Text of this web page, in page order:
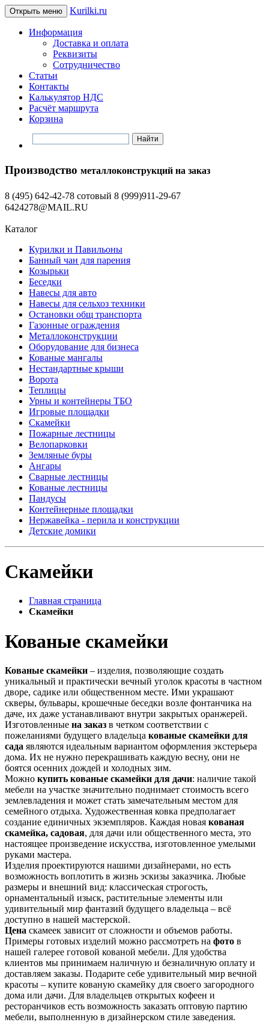
Открыть меню Kurilki.ru
Информация
Доставка и оплата
Реквизиты
Сотрудничество
Статьи
Контакты
Калькулятор НДС
Расчёт маршрута
Корзина
Производство металлоконструкций на заказ
8 (495) 642-42-78 сотовый 8 (999)911-29-67
6424278@MAIL.RU
Каталог
Курилки и Павильоны
Банный чан для парения
Козырьки
Беседки
Навесы для авто
Навесы для сельхоз техники
Остановки общ транспорта
Газонные ограждения
Металлоконструкции
Оборудование для бизнеса
Кованые мангалы
Нестандартные крыши
Ворота
Теплицы
Урны и контейнеры ТБО
Игровые площадки
Скамейки
Пожарные лестницы
Велопарковки
Земляные буры
Ангары
Сварные лестницы
Кованые лестницы
Пандусы
Контейнерные площадки
Нержавейка - перила и конструкции
Детские домики
Скамейки
Главная страница
Скамейки
Кованые скамейки
Кованые скамейки – изделия, позволяющие создать
уникальный и практически вечный уголок красоты в частном
дворе, садике или общественном месте. Ими украшают
скверы, бульвары, крошечные беседки возле фонтанчика на
даче, их даже устанавливают внутри закрытых оранжерей.
Изготовленные на заказ в четком соответствии с
пожеланиями будущего владельца кованые скамейки для
сада являются идеальным вариантом оформления экстерьера
дома. Их не нужно перекрашивать каждую весну, они не
боятся осенних дождей и холодных зим.
Можно купить кованые скамейки для дачи: наличие такой
мебели на участке значительно поднимает стоимость всего
землевладения и может стать замечательным местом для
семейного отдыха. Художественная ковка предполагает
создание единичных экземпляров. Каждая новая кованая
скамейка, садовая, для дачи или общественного места, это
настоящее произведение искусства, изготовленное умелыми
руками мастера.
Изделия проектируются нашими дизайнерами, но есть
возможность воплотить в жизнь эскизы заказчика. Любые
размеры и внешний вид: классическая строгость,
орнаментальный изыск, растительные элементы или
удивительный мир фантазий будущего владельца – всё
доступно в нашей мастерской.
Цена скамеек зависит от сложности и объемов работы.
Примеры готовых изделий можно рассмотреть на фото в
нашей галерее готовой кованой мебели. Для удобства
клиентов мы принимаем наличную и безналичную оплату и
доставляем заказы. Подарите себе удивительный мир вечной
красоты – купите кованую скамейку для своего загородного
дома или дачи. Для владельцев открытых кофеен и
ресторанчиков есть возможность заказать оптовую партию
мебели, выполненную в дизайнерском стиле заведения.